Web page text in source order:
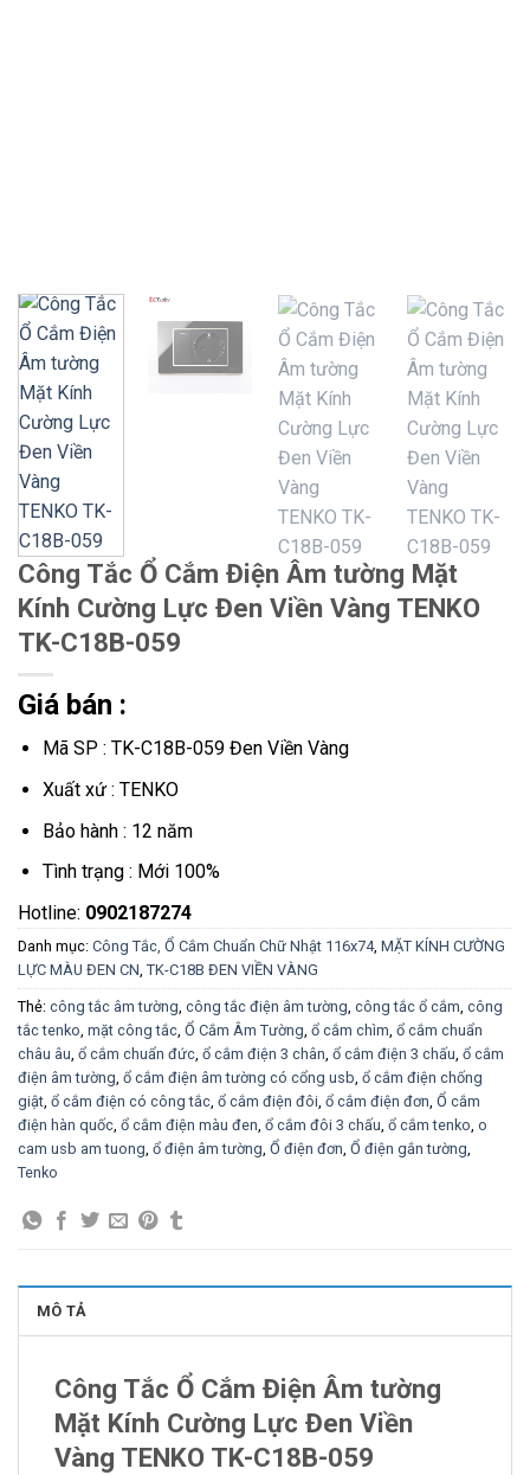
Công Tắc Ổ Cắm Điện Âm tường Mặt
Kính Cường Lực Đen Viền Vàng TENKO
TK-C18B-059
Giá bán :
Mã SP : TK-C18B-059 Đen Viền Vàng
Xuất xứ : TENKO
Bảo hành : 12 năm
Tình trạng : Mới 100%
Hotline: 0902187274
Danh mục: Công Tắc, Ổ Cắm Chuẩn Chữ Nhật 116x74, MẶT KÍNH CƯỜNG
LỰC MÀU ĐEN CN TK-C18B ĐEN VIỀN VÀNG
Thẻ: công tắc âm tường công tắc điện âm tường công tắc ổ cắm công
tắc tenko mặt công tắc Ổ Cắm Âm Tường ổ cắm chìm ổ cắm chuẩn
châu âu ổ cắm chuẩn đức ổ cắm điện 3 chân ổ cắm điện 3 chấu ổ cắm
điện âm tường ổ cắm điện âm tường có cổng usb ổ cắm điện chống
giật ổ cắm điện có công tắc ổ cắm điện đôi ổ cắm điện đơn Ổ cắm
điện hàn quốc ổ cắm điện màu đen ổ cắm đôi 3 chấu ổ cắm tenko o
cam usb am tuong ổ điện âm tường Ổ điện đơn Ổ điện gắn tường
Tenko
MÔ TẢ
Công Tắc Ổ Cắm Điện Âm tường
Mặt Kính Cường Lực Đen Viền
Vàng TENKO TK-C18B-059